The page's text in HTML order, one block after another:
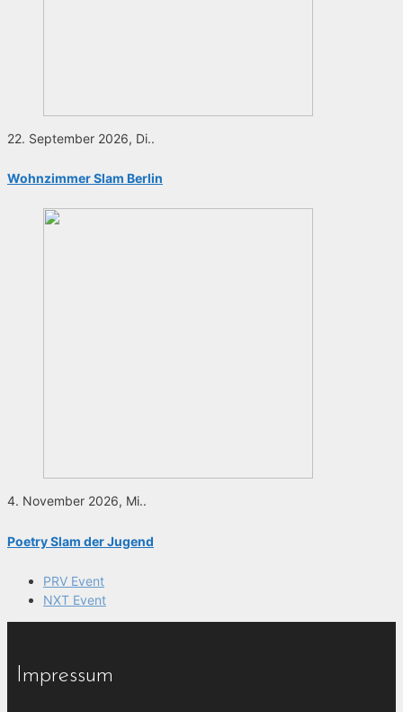
22. September 2026, Di..
Wohnzimmer Slam Berlin
4. November 2026, Mi..
Poetry Slam der Jugend
PRV Event
NXT Event
Impressum